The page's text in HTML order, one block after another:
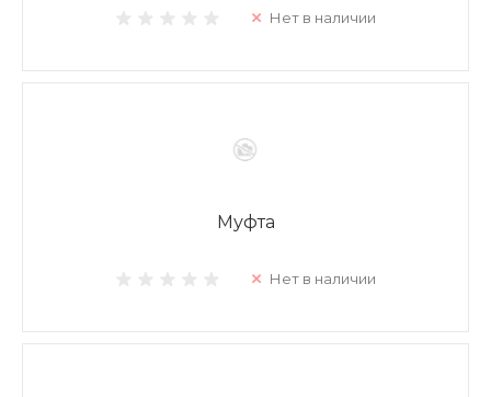
Нет в наличии
Муфта
Нет в наличии